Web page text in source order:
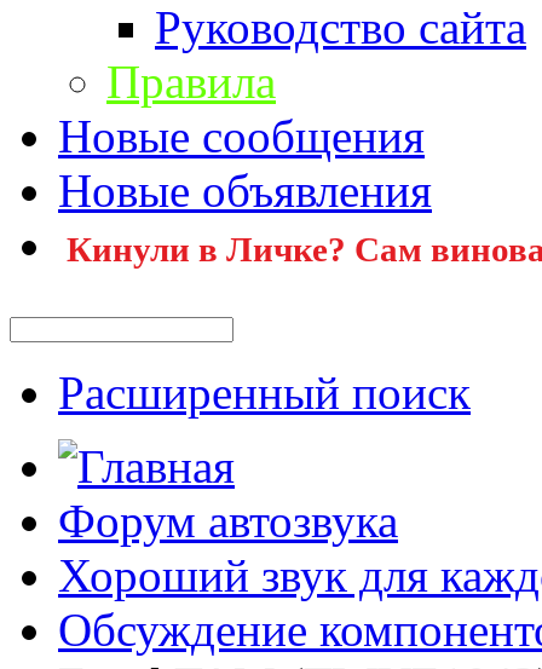
Руководство сайта
Правила
Новые сообщения
Новые объявления
Кинули в Личке? Сам
Расширенный поиск
Форум автозвука
Хороший звук для
Обсуждение